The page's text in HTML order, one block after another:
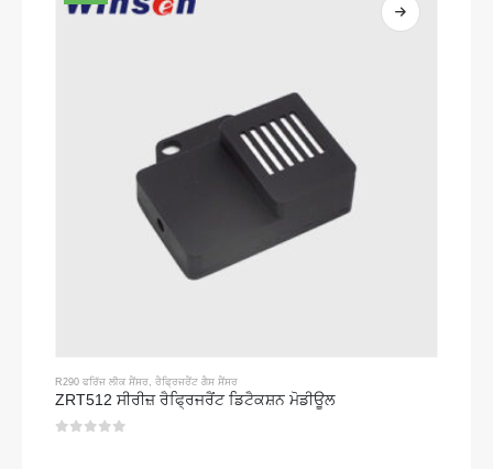
R290 ਫਰਿੱਜ ਲੀਕ ਸੈਂਸਰ ਰੈਫ੍ਰਿਜਰੈਂਟ ਗੈਸ ਸੈਂਸਰ
ZRT512 ਸੀਰੀਜ਼ ਰੈਫ੍ਰਿਜਰੈਂਟ ਡਿਟੈਕਸ਼ਨ ਮੋਡੀਊਲ